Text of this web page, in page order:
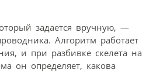
задается вручную, —
Алгоритм работает
и при разбивке скелета на
он определяет, какова